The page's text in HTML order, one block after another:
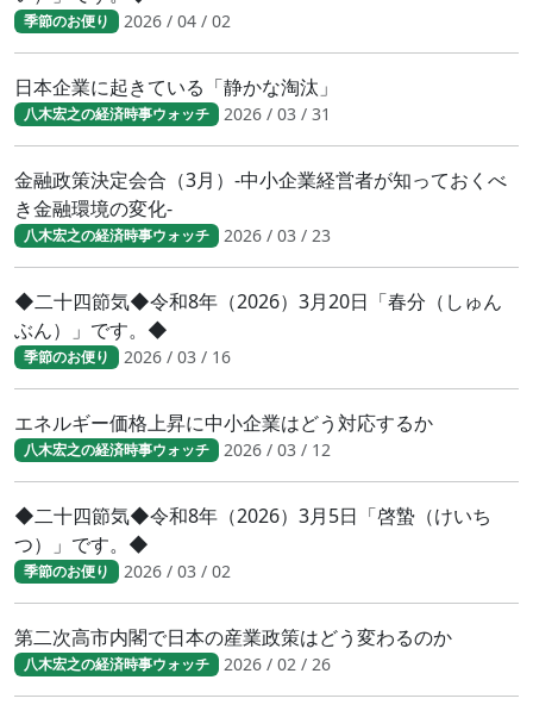
季節のお便り 2026 / 04 / 02
日本企業に起きている「静かな淘汰」
八木宏之の経済時事ウォッチ 2026 / 03 / 31
金融政策決定会合（3月）-中小企業経営者が知っておくべ
き金融環境の変化-
八木宏之の経済時事ウォッチ 2026 / 03 / 23
◆二十四節気◆令和8年（2026）3月20日「春分（しゅん
ぶん）」です。◆
季節のお便り 2026 / 03 / 16
エネルギー価格上昇に中小企業はどう対応するか
八木宏之の経済時事ウォッチ 2026 / 03 / 12
◆二十四節気◆令和8年（2026）3月5日「啓蟄（けいち
つ）」です。◆
季節のお便り 2026 / 03 / 02
第二次高市内閣で日本の産業政策はどう変わるのか
八木宏之の経済時事ウォッチ 2026 / 02 / 26